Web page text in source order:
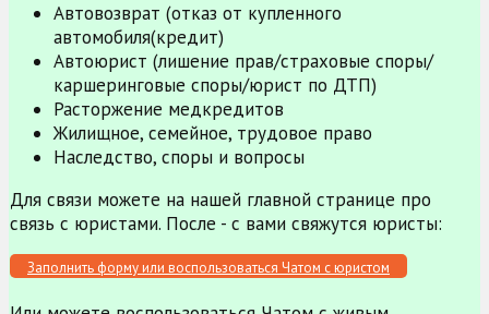
Автовозврат (отказ от купленного
автомобиля(кредит)
Автоюрист (лишение прав/страховые споры/
каршеринговые споры/юрист по ДТП)
Расторжение медкредитов
Жилищное, семейное, трудовое право
Наследство, споры и вопросы
Для связи можете на нашей главной странице про
связь с юристами. После - с вами свяжутся юристы:
Заполнить форму или воспользоваться Чатом с юристом